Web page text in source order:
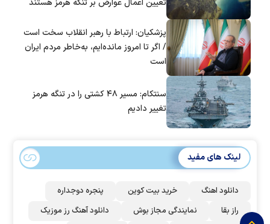
تعیین اعمال عوارض بر تنگه هرمز هستند
پزشکیان: ارتباط با رهبر انقلاب سخت است
/ اگر تا امروز مانده‌ایم، به‌خاطر مردم ایران
است
سنتکام: مسیر ۴۸ کشتی را در تنگه هرمز
تغییر دادیم
لینک های مفید
دانلود اهنگ خرید بیت کوین
پنجره دوجداره
راز بقا
نمایندگی مجاز بوش
دانلود آهنگ رز‌ موزیک